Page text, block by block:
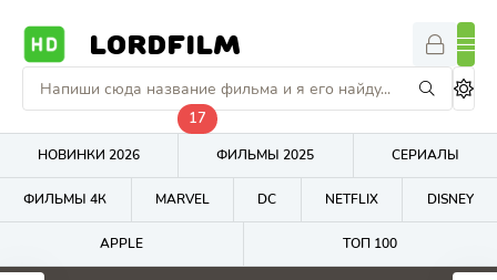
LORDFILM
НОВИНКИ 2026
17
ФИЛЬМЫ 2025 СЕРИАЛЫ
ФИЛЬМЫ 4К MARVEL DC NETFLIX DISNEY
APPLE ТОП 100